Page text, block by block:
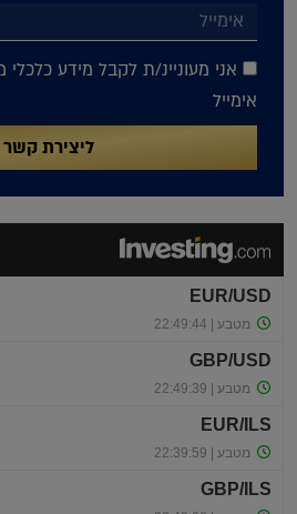
אני מעוניינ/ת לקבל מידע
אימייל
ליצירת קשר